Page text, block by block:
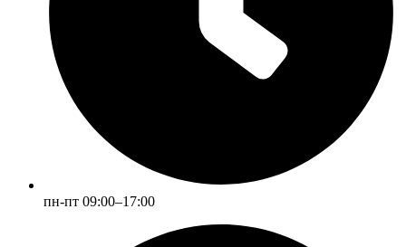
пн-пт 09:00–17:00